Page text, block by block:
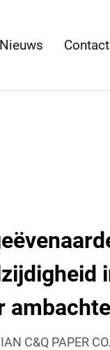
Nieuws Contact
C&Q PAPER